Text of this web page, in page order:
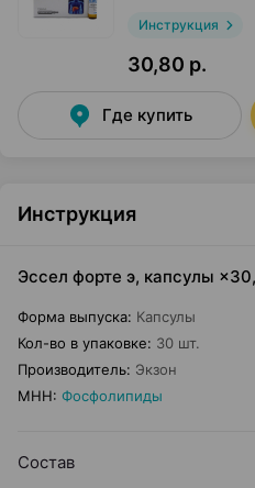
Инструкция
30,80 р.
Где купить
Инструкция
Эссел форте э, капсулы
Форма выпуска: Капсулы
Кол-во в упаковке: 30 шт.
Производитель: Экзон
МНН: Фосфолипиды
Состав